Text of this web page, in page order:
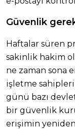
Güvenlik
Haftalar süren
sakinlik hakim
ne zaman sona
işletme
günü bazı
bir güvenlik
erişimin yeniden